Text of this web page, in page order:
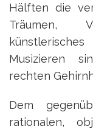
Hälften die
Träumen,
Musizieren
rechten
Dem
rationalen,